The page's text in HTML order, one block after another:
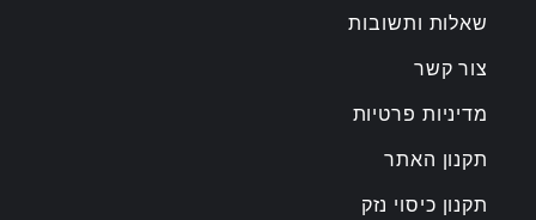
שאלות ותשובות
צור קשר
מדיניות פרטיות
תקנון האתר
תקנון כיסוי נזק